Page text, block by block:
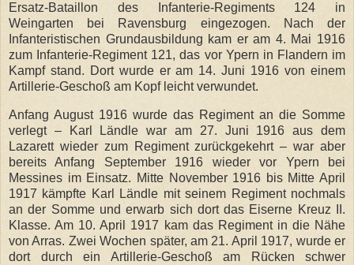
Ersatz-Bataillon des Infanterie-Regiments 124 in
Weingarten bei Ravensburg eingezogen. Nach der
Infanteristischen Grundausbildung kam er am 4. Mai 1916
zum Infanterie-Regiment 121, das vor Ypern in Flandern im
Kampf stand. Dort wurde er am 14. Juni 1916 von einem
Artillerie-Geschoß am Kopf leicht verwundet.
Anfang August 1916 wurde das Regiment an die Somme
verlegt – Karl Ländle war am 27. Juni 1916 aus dem
Lazarett wieder zum Regiment zurückgekehrt – war aber
bereits Anfang September 1916 wieder vor Ypern bei
Messines im Einsatz. Mitte November 1916 bis Mitte April
1917 kämpfte Karl Ländle mit seinem Regiment nochmals
an der Somme und erwarb sich dort das Eiserne Kreuz II.
Klasse. Am 10. April 1917 kam das Regiment in die Nähe
von Arras. Zwei Wochen später, am 21. April 1917, wurde er
dort durch ein Artillerie-Geschoß am Rücken schwer